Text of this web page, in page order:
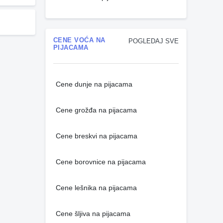
POGLEDAJ SVE
CENE VOĆA NA
PIJACAMA
Cene dunje na pijacama
Cene grožđa na pijacama
Cene breskvi na pijacama
Cene borovnice na pijacama
Cene lešnika na pijacama
Cene šljiva na pijacama